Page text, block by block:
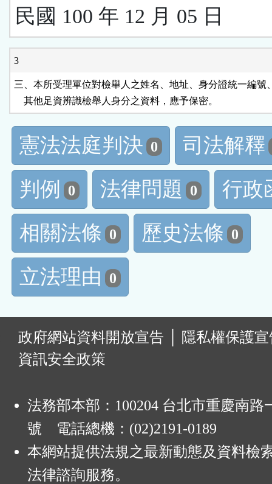
民國 100 年 12 月 05 日
3
三、本所受理單位對檢舉人之姓名、地址、身分證統一編號
    其他足資辨識檢舉人身分之資料，應予保密。
憲法法庭判決 0
司法解釋
判例
0 法律問題 0
行政
相關法條 0 歷史法條 0
立法理由 0
政府網站資料開放宣告
隱私權保護
資訊安全政策
法務部本部：100204 台北市重慶南路
號 電話總機：(02)2191-0189
本網站提供法規之最新動態及資料檢
法律諮詢服務。